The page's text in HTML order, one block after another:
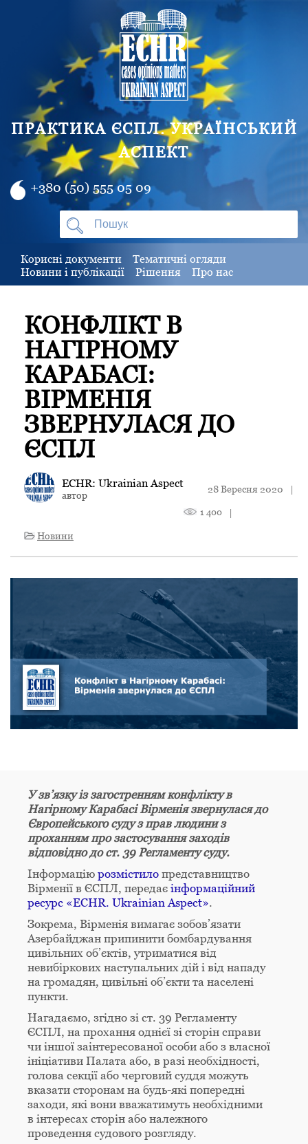
ПРАКТИКА ЄСПЛ. УКРАЇНСЬКИЙ
АСПЕКТ
+380 (50) 555 05 09
Корисні документи
Тематичні огляди
Новини і публікації
Рішення Про нас
КОНФЛІКТ В
НАГІРНОМУ
КАРАБАСІ:
ВІРМЕНІЯ
ЗВЕРНУЛАСЯ ДО
ЄСПЛ
ECHR: Ukrainian Aspect
автор
28 Вересня 2020 |
1 400
|
Новини
У зв’язку із загостренням конфлікту в
Нагірному Карабасі Вірменія звернулася до
Європейського суду з прав людини з
проханням про застосування заходів
відповідно до ст. 39 Регламенту суду.
Інформацію розмістило представництво
Вірменії в ЄСПЛ, передає інформаційний
ресурс «ECHR. Ukrainian Aspect».
Зокрема, Вірменія вимагає зобов’язати
Азербайджан припинити бомбардування
цивільних об’єктів, утриматися від
невибіркових наступальних дій і від нападу
на громадян, цивільні об’єкти та населені
пункти.
Нагадаємо, згідно зі ст. 39 Регламенту
ЄСПЛ, на прохання однієї зі сторін справи
чи іншої заінтересованої особи або з власної
ініціативи Палата або, в разі необхідності,
голова секції або черговий суддя можуть
вказати сторонам на будь-які попередні
заходи, які вони вважатимуть необхідними
в інтересах сторін або належного
проведення судового розгляду.